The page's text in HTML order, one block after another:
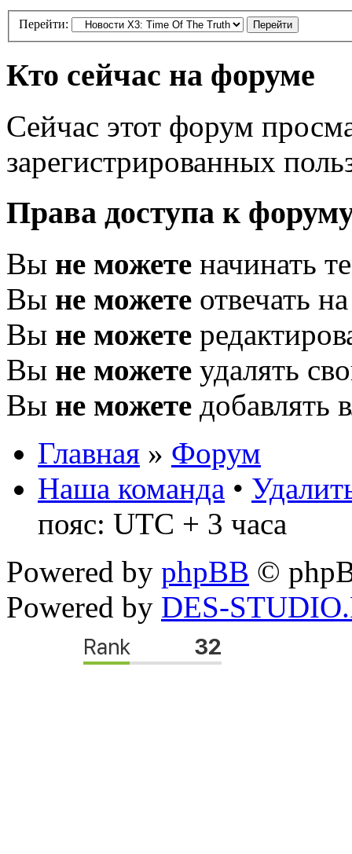
Перейти:
Кто сейчас на форуме
Сейчас этот форум
зарегистрированных
Права доступа к
Вы не можете начинать
Вы не можете отвечать
Вы не можете
Вы не можете удалять
Вы не можете добавлять
Главная » Форум
Наша команда •
пояс: UTC + 3 часа
Powered by phpBB ©
Powered by DES-